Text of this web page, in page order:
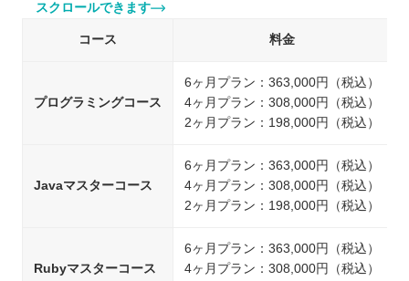
スクロールできます
コース 料金
プログラミングコース
6ヶ月プラン：363,000円（税込）
4ヶ月プラン：308,000円（税込）
2ヶ月プラン：198,000円（税込）
Javaマスターコース
6ヶ月プラン：363,000円（税込）
4ヶ月プラン：308,000円（税込）
2ヶ月プラン：198,000円（税込）
Rubyマスターコース
6ヶ月プラン：363,000円（税込）
4ヶ月プラン：308,000円（税込）